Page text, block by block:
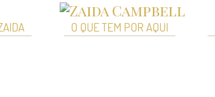
O QUE TEM POR AQUI